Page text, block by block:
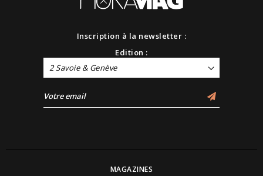
Inscription à la newsletter :
Edition :
2 Savoie & Genève
MAGAZINES